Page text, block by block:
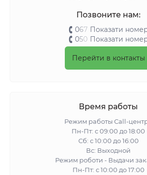
Позвоните нам:
067 Показати
050 Показати
Перейти в контакты
Время работы
Режим работы Call-
Пн-Пт: с 09:00 до 18:00
Сб: с 10:00 до 16:00
Вс: Выходной
Режим роботи - Выдачи
Пн-Пт: с 10:00 до 17:00